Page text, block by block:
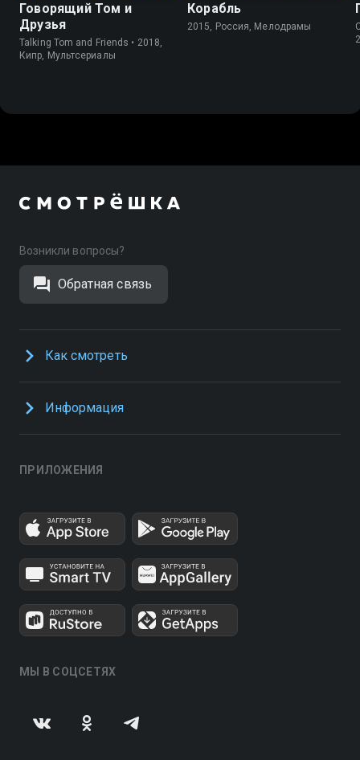
Говорящий Том и
Друзья
Talking Tom and Friends • 2018,
Кипр, Мультсериалы
Корабль
2015, Россия, Мелодрамы
Возникли вопросы?
Обратная связь
Как смотреть
Информация
ПРИЛОЖЕНИЯ
МЫ В СОЦСЕТЯХ